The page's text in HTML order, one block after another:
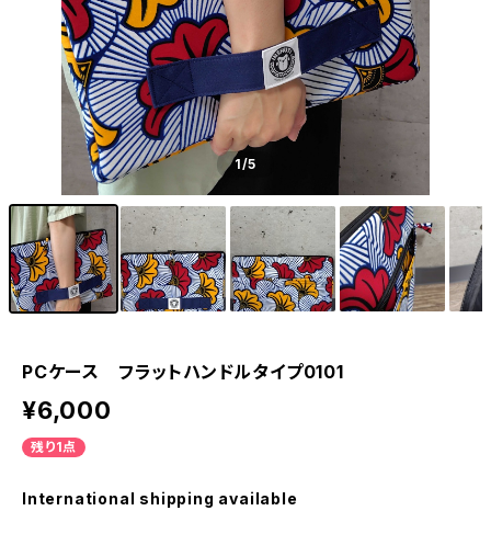
1/5
PCケース フラットハンドルタイプ0101
¥6,000
残り1点
International shipping available